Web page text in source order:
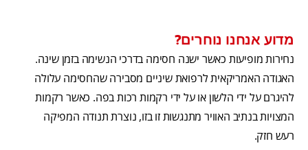
מדוע אנחנו נוחרים?
נחירות מופיעות כאשר ישנה חסימה בדרכי הנשימה בזמן שינה.
האגודה האמריקאית לרפואת שיניים מסבירה שהחסימה עלולה
להיגרם על ידי הלשון או על ידי רקמות רכות בפה. כאשר רקמות
המצויות בנתיב האוויר מתנגשות זו בזו, נוצרת תנודה המפיקה
רעש חזק.